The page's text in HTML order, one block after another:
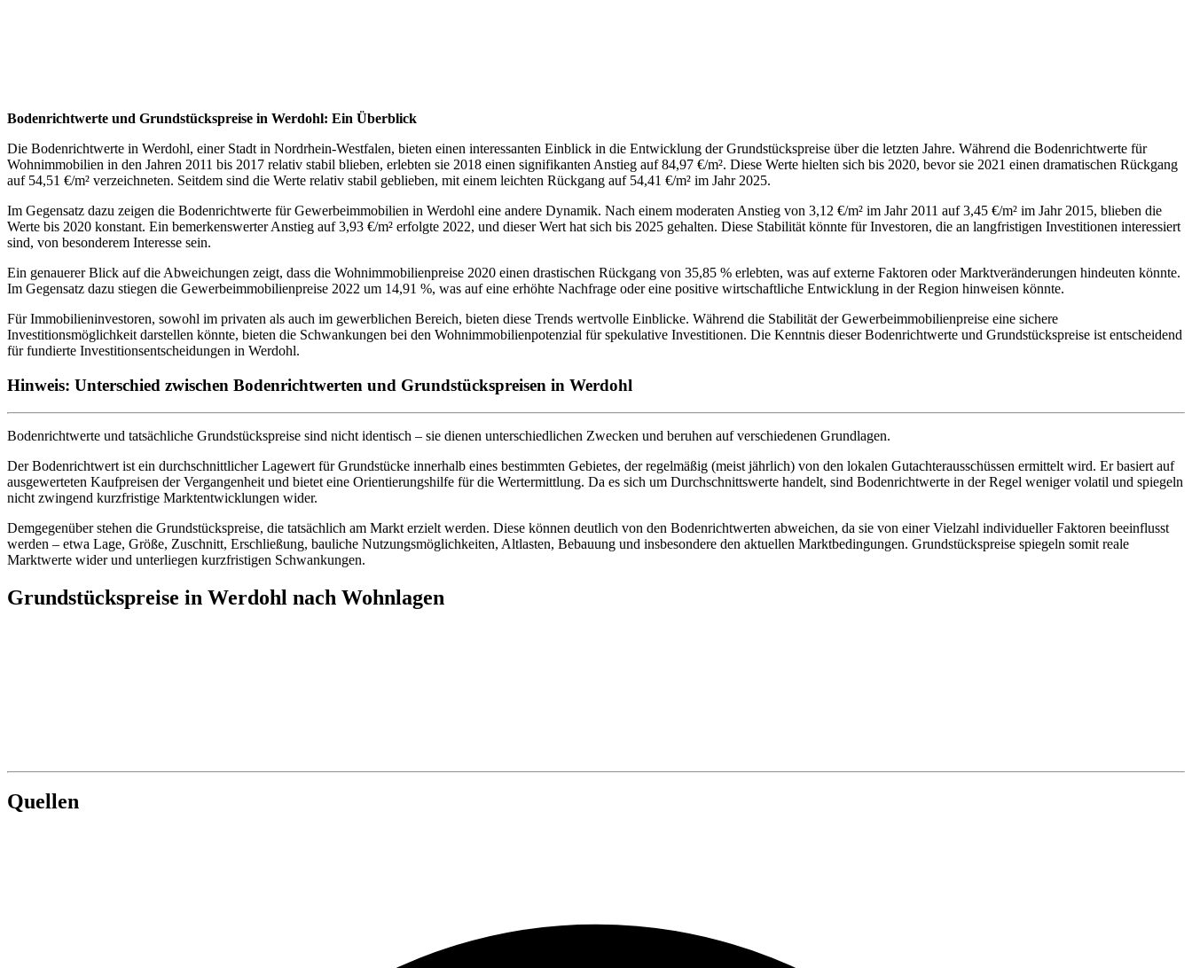
Bodenrichtwerte und Grundstückspreise in Werdohl: Ein Überblick
Die Bodenrichtwerte in Werdohl, einer Stadt in Nordrhein-Westfalen, bieten einen interessanten Einblick in die Entwicklung der Grundstückspreise über die letzten Jahre. Während die Bodenrichtwerte für
Wohnimmobilien in den Jahren 2011 bis 2017 relativ stabil blieben, erlebten sie 2018 einen signifikanten Anstieg auf 84,97 €/m². Diese Werte hielten sich bis 2020, bevor sie 2021 einen dramatischen Rückgang
auf 54,51 €/m² verzeichneten. Seitdem sind die Werte relativ stabil geblieben, mit einem leichten Rückgang auf 54,41 €/m² im Jahr 2025.
Im Gegensatz dazu zeigen die Bodenrichtwerte für Gewerbeimmobilien in Werdohl eine andere Dynamik. Nach einem moderaten Anstieg von 3,12 €/m² im Jahr 2011 auf 3,45 €/m² im Jahr 2015, blieben die
Werte bis 2020 konstant. Ein bemerkenswerter Anstieg auf 3,93 €/m² erfolgte 2022, und dieser Wert hat sich bis 2025 gehalten. Diese Stabilität könnte für Investoren, die an langfristigen Investitionen interessiert
sind, von besonderem Interesse sein.
Ein genauerer Blick auf die Abweichungen zeigt, dass die Wohnimmobilienpreise 2020 einen drastischen Rückgang von 35,85 % erlebten, was auf externe Faktoren oder Marktveränderungen hindeuten könnte.
Im Gegensatz dazu stiegen die Gewerbeimmobilienpreise 2022 um 14,91 %, was auf eine erhöhte Nachfrage oder eine positive wirtschaftliche Entwicklung in der Region hinweisen könnte.
Für Immobilieninvestoren, sowohl im privaten als auch im gewerblichen Bereich, bieten diese Trends wertvolle Einblicke. Während die Stabilität der Gewerbeimmobilienpreise eine sichere
Investitionsmöglichkeit darstellen könnte, bieten die Schwankungen bei den Wohnimmobilienpotenzial für spekulative Investitionen. Die Kenntnis dieser Bodenrichtwerte und Grundstückspreise ist entscheidend
für fundierte Investitionsentscheidungen in Werdohl.
Hinweis: Unterschied zwischen Bodenrichtwerten und Grundstückspreisen in Werdohl
Bodenrichtwerte und tatsächliche Grundstückspreise sind nicht identisch – sie dienen unterschiedlichen Zwecken und beruhen auf verschiedenen Grundlagen.
Der Bodenrichtwert ist ein durchschnittlicher Lagewert für Grundstücke innerhalb eines bestimmten Gebietes, der regelmäßig (meist jährlich) von den lokalen Gutachterausschüssen ermittelt wird. Er basiert auf
ausgewerteten Kaufpreisen der Vergangenheit und bietet eine Orientierungshilfe für die Wertermittlung. Da es sich um Durchschnittswerte handelt, sind Bodenrichtwerte in der Regel weniger volatil und spiegeln
nicht zwingend kurzfristige Marktentwicklungen wider.
Demgegenüber stehen die Grundstückspreise, die tatsächlich am Markt erzielt werden. Diese können deutlich von den Bodenrichtwerten abweichen, da sie von einer Vielzahl individueller Faktoren beeinflusst
werden – etwa Lage, Größe, Zuschnitt, Erschließung, bauliche Nutzungsmöglichkeiten, Altlasten, Bebauung und insbesondere den aktuellen Marktbedingungen. Grundstückspreise spiegeln somit reale
Marktwerte wider und unterliegen kurzfristigen Schwankungen.
Grundstückspreise in Werdohl nach Wohnlagen
Quellen